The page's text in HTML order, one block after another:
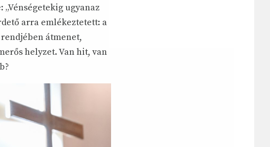
„Vénségetekig ugyanaz
arra emlékeztetett: a
átmenet,
helyzet. Van hit, van